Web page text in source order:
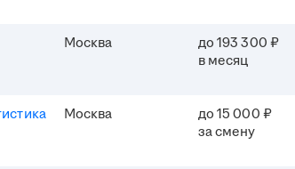
Москва
до 193 300 ₽
в месяц
Москва
до 15 000 ₽
за смену